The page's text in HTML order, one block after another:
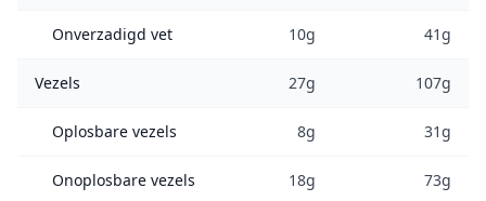
Onverzadigd vet 10g 41g
Vezels 27g 107g
Oplosbare vezels 8g 31g
Onoplosbare vezels 18g 73g